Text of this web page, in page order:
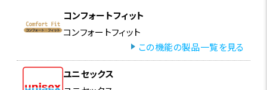
コンフォートフィット
コンフォートフィット
この機能の製品一覧を見る
ユニセックス